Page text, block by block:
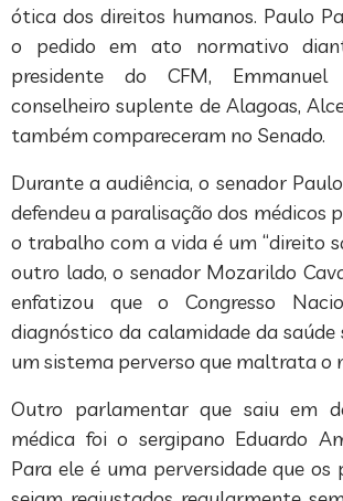
ótica dos direitos humanos. Paulo
o pedido em ato normativo
presidente do CFM,
conselheiro suplente de Alagoas,
também compareceram no Senado.
Durante a audiência, o senador
defendeu a paralisação dos médicos
o trabalho com a vida é um “direito
outro lado, o senador Mozarildo
enfatizou que o Congresso
diagnóstico da calamidade da saúde
um sistema perverso que maltrata o
Outro parlamentar que saiu em
médica foi o sergipano Eduardo
Para ele é uma perversidade que os